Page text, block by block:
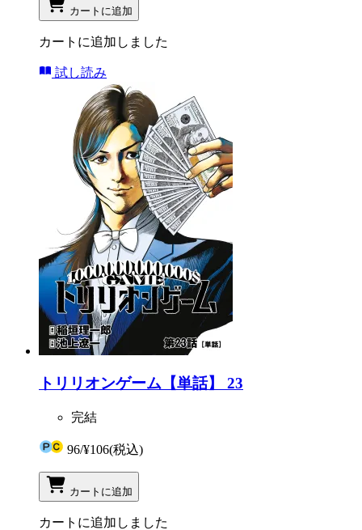
カートに追加
カートに追加しました
試し読み
トリリオンゲーム【単話】 23
完結
96/¥106(税込)
カートに追加
カートに追加しました